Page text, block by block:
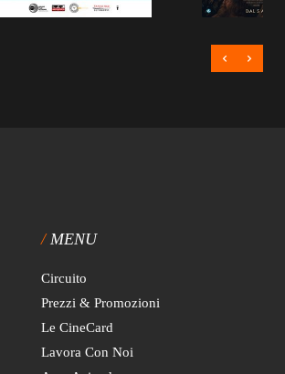
MENU
Circuito
Prezzi & Promozioni
Le CineCard
Lavora Con Noi